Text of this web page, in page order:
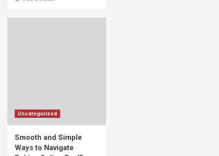
Uncategorized
Smooth and Simple
Ways to Navigate